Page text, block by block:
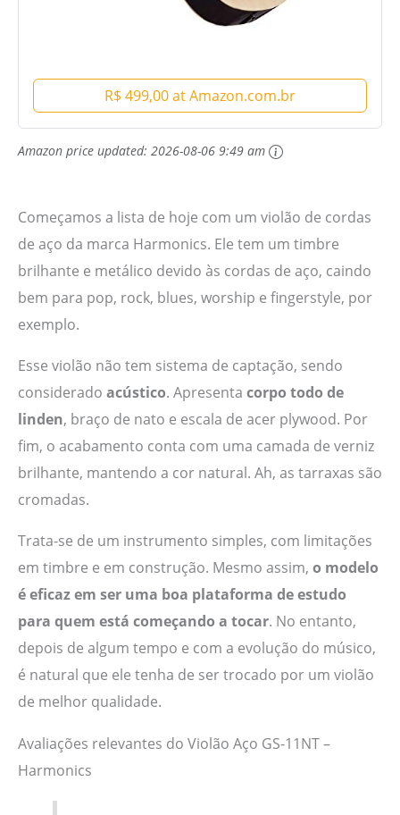
R$ 499,00 at Amazon.com.br
Amazon price updated: 2026-08-06 9:49 am
Começamos a lista de hoje com um violão de cordas
de aço da marca Harmonics. Ele tem um timbre
brilhante e metálico devido às cordas de aço, caindo
bem para pop, rock, blues, worship e fingerstyle, por
exemplo.
Esse violão não tem sistema de captação, sendo
considerado acústico. Apresenta corpo todo de
linden, braço de nato e escala de acer plywood. Por
fim, o acabamento conta com uma camada de verniz
brilhante, mantendo a cor natural. Ah, as tarraxas são
cromadas.
Trata-se de um instrumento simples, com limitações
em timbre e em construção. Mesmo assim, o modelo
é eficaz em ser uma boa plataforma de estudo
para quem está começando a tocar. No entanto,
depois de algum tempo e com a evolução do músico,
é natural que ele tenha de ser trocado por um violão
de melhor qualidade.
Avaliações relevantes do Violão Aço GS-11NT –
Harmonics